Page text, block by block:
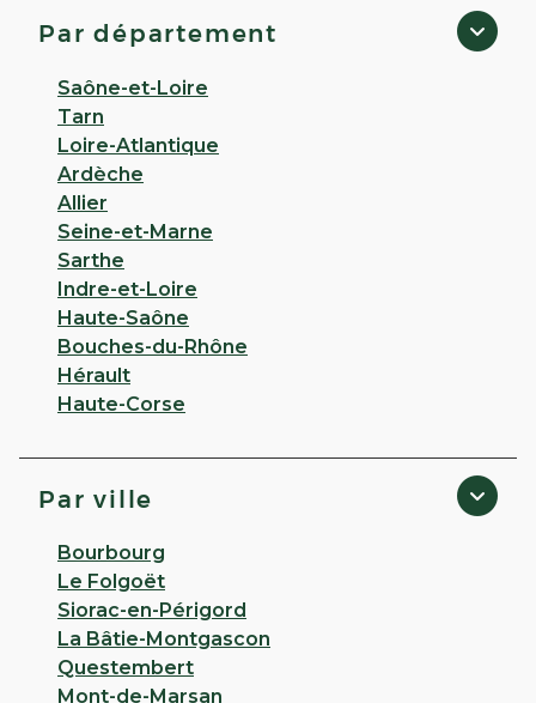
Par département
Saône-et-Loire
Tarn
Loire-Atlantique
Ardèche
Allier
Seine-et-Marne
Sarthe
Indre-et-Loire
Haute-Saône
Bouches-du-Rhône
Hérault
Haute-Corse
Par ville
Bourbourg
Le Folgoët
Siorac-en-Périgord
La Bâtie-Montgascon
Questembert
Mont-de-Marsan